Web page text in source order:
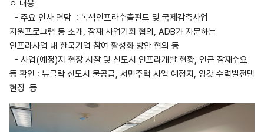
ㅇ 내용
- 주요 인사 면담 : 녹색인프라수출펀드 및 국제감축사업
지원프로그램 등 소개, 잠재 사업기회 협의, ADB가 자문하는
인프라사업 내 한국기업 참여 활성화 방안 협의 등
- 사업(예정)지 현장 시찰 및 신도시 인프라개발 현황, 인근 잠재수요
등 확인 : 뉴클락 신도시 물공급, 서민주택 사업 예정지, 앙갓 수력발전댐
현장 등